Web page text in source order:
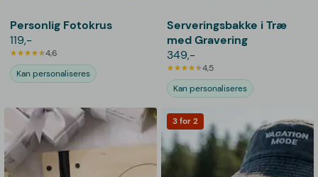
Personlig Fotokrus
119,-
4,6
Kan personaliseres
Serveringsbakke i Træ
med Gravering
349,-
4,5
Kan personaliseres
3 for 2